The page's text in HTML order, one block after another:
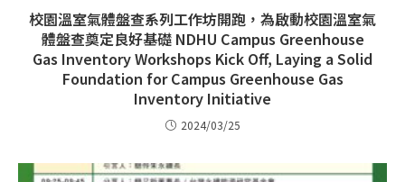
校園溫室氣體盤查系列工作坊開跑，為啟動校園溫室氣
體盤查奠定良好基礎 NDHU Campus Greenhouse
Gas Inventory Workshops Kick Off, Laying a Solid
Foundation for Campus Greenhouse Gas
Inventory Initiative
2024/03/25